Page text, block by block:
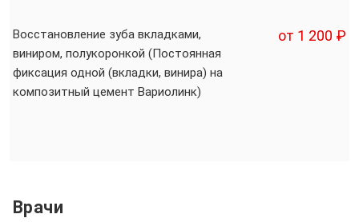
Восстановление зуба вкладками,
виниром, полукоронкой (Постоянная
фиксация одной (вкладки, винира) на
композитный цемент Вариолинк)
от 1 200 ₽
Врачи